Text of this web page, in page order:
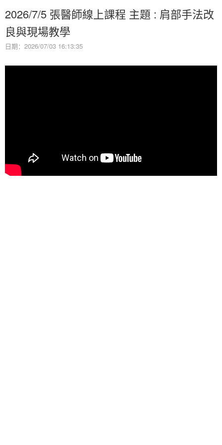
2026/7/5 張醫師線上課程 主題 : 肩部手法改
良與現場教學
日期：2026/07/03 16:13:35